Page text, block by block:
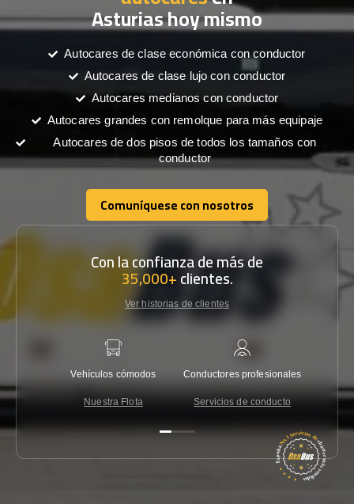
Asturias hoy mismo
Autocares de clase económica con conductor
Autocares de clase lujo con conductor
Autocares medianos con conductor
Autocares grandes con remolque para más equipaje
Autocares de dos pisos de todos los tamaños con
conductor
Comuníquese con nosotros
Comuníquese con nosotros
Con la confianza de más de
35,000+clientes.
Ver historias de clientes
Vehículos cómodos
Nuestra Flota
Conductores profesionales
Servicios de conducto